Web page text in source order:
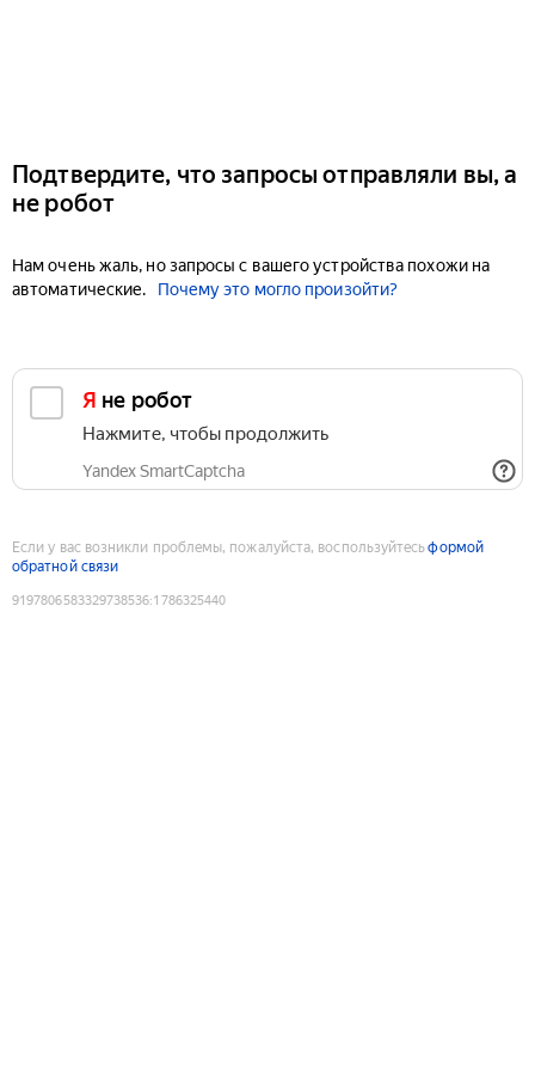
Подтвердите, что запросы отправляли вы, а
не робот
Нам очень жаль, но запросы с вашего устройства похожи на
автоматические.
Почему это могло произойти?
Я не робот
Нажмите, чтобы продолжить
Yandex SmartCaptcha
Если у вас возникли проблемы, пожалуйста, воспользуйтесьформой
обратной связи
9197806583329738536:1786325440